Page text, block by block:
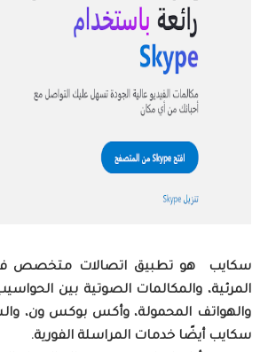
سكايب ‏ هو تطبيق اتصالات متخصص في
المرئية، والمكالمات الصوتية بين
والهواتف المحمولة، وأكس بوكس ون،
سكايب أيضًا خدمات المراسلة الفورية.